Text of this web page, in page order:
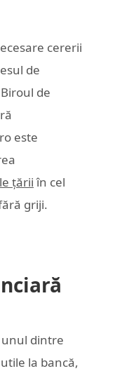
cererii
de
de
este
țării în cel
griji.
unul dintre
la bancă,